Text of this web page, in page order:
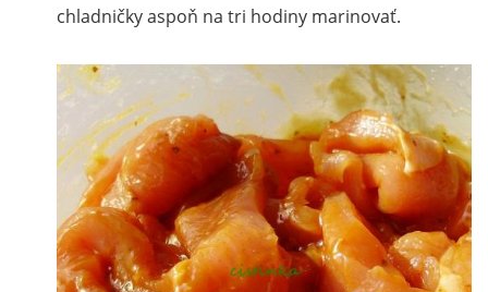
chladničky aspoň na tri hodiny marinovať.